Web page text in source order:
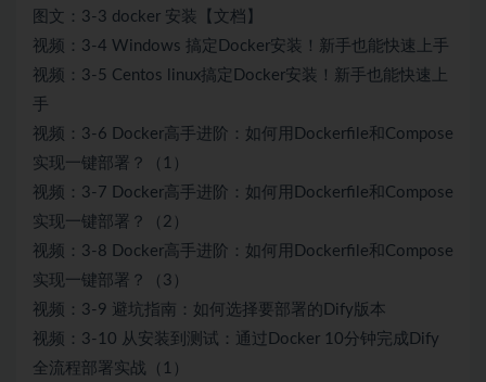
图文：3-3 docker 安装【文档】
视频：3-4 Windows 搞定Docker安装！新手也能快速上手
视频：3-5 Centos linux搞定Docker安装！新手也能快速上
手
视频：3-6 Docker高手进阶：如何用Dockerfile和Compose
实现一键部署？（1）
视频：3-7 Docker高手进阶：如何用Dockerfile和Compose
实现一键部署？（2）
视频：3-8 Docker高手进阶：如何用Dockerfile和Compose
实现一键部署？（3）
视频：3-9 避坑指南：如何选择要部署的Dify版本
视频：3-10 从安装到测试：通过Docker 10分钟完成Dify
全流程部署实战（1）